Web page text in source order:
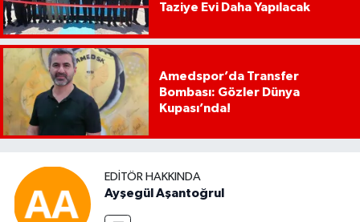
Taziye Evi Daha Yapılacak
Amedspor’da Transfer
Bombası: Gözler Dünya
Kupası’nda!
EDITÖR HAKKINDA
Ayşegül Aşantoğrul